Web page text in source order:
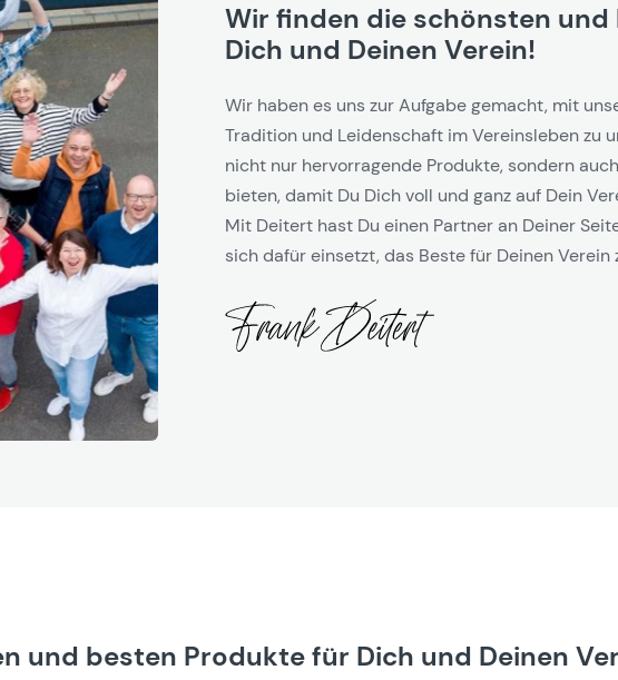
Wir finden die schönsten
Dich und Deinen Verein!
Wir haben es uns zur Aufgabe gemacht, mit
Tradition und Leidenschaft im Vereinsleben zu
nicht nur hervorragende Produkte, sondern
bieten, damit Du Dich voll und ganz auf Dein
Mit Deitert hast Du einen Partner an Deiner
sich dafür einsetzt, das Beste für Deinen Verein
und besten Produkte für Dich und Deinen